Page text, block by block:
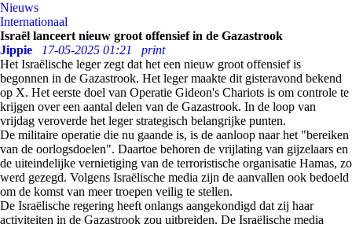
Nieuws
Internationaal
Israël lanceert nieuw groot offensief in de Gazastrook
Jippie
17-05-2025 01:21
print
Het Israëlische leger zegt dat het een nieuw groot offensief is
begonnen in de Gazastrook. Het leger maakte dit gisteravond bekend
op X. Het eerste doel van Operatie Gideon's Chariots is om controle te
krijgen over een aantal delen van de Gazastrook. In de loop van
vrijdag veroverde het leger strategisch belangrijke punten.
De militaire operatie die nu gaande is, is de aanloop naar het "bereiken
van de oorlogsdoelen". Daartoe behoren de vrijlating van gijzelaars en
de uiteindelijke vernietiging van de terroristische organisatie Hamas, zo
werd gezegd. Volgens Israëlische media zijn de aanvallen ook bedoeld
om de komst van meer troepen veilig te stellen.
De Israëlische regering heeft onlangs aangekondigd dat zij haar
activiteiten in de Gazastrook zou uitbreiden. De Israëlische media